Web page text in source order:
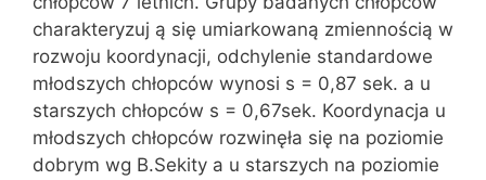
charakteryzuj ą się umiarkowaną zmiennością w
rozwoju koordynacji, odchylenie standardowe
młodszych chłopców wynosi s = 0,87 sek. a u
starszych chłopców s = 0,67sek. Koordynacja u
młodszych chłopców rozwinęła się na poziomie
dobrym wg B.Sekity a u starszych na poziomie